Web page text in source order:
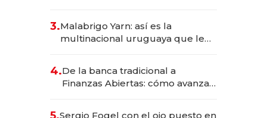
anticipación y prepara apertura
3.Malabrigo Yarn: así es la
multinacional uruguaya que le
4.De la banca tradicional a
Finanzas Abiertas: cómo avanza
Sergio Fogel con el ojo puesto en